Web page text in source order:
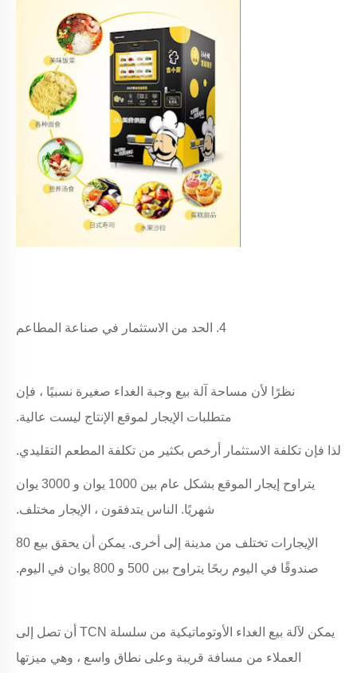
4. الحد من الاستثمار في صناعة المطاعم
نظرًا لأن مساحة آلة بيع وجبة الغداء صغيرة نسبيًا ، فإن
متطلبات الإيجار لموقع الإنتاج ليست عالية.
لذا فإن تكلفة الاستثمار أرخص بكثير من تكلفة المطعم التقليدي.
يتراوح إيجار الموقع بشكل عام بين 1000 يوان و 3000 يوان
شهريًا. الناس يتدفقون ، الإيجار مختلف.
الإيجارات تختلف من مدينة إلى أخرى. يمكن أن يحقق بيع 80
صندوقًا في اليوم ربحًا يتراوح بين 500 و 800 يوان في اليوم.
يمكن لآلة بيع الغداء الأوتوماتيكية من سلسلة TCN أن تصل إلى
العملاء من مسافة قريبة وعلى نطاق واسع ، وهي ميزتها